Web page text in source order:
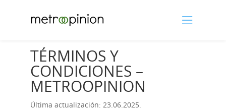
TÉRMINOS Y
CONDICIONES –
METROOPINION
Última actualización: 23.06.2025.